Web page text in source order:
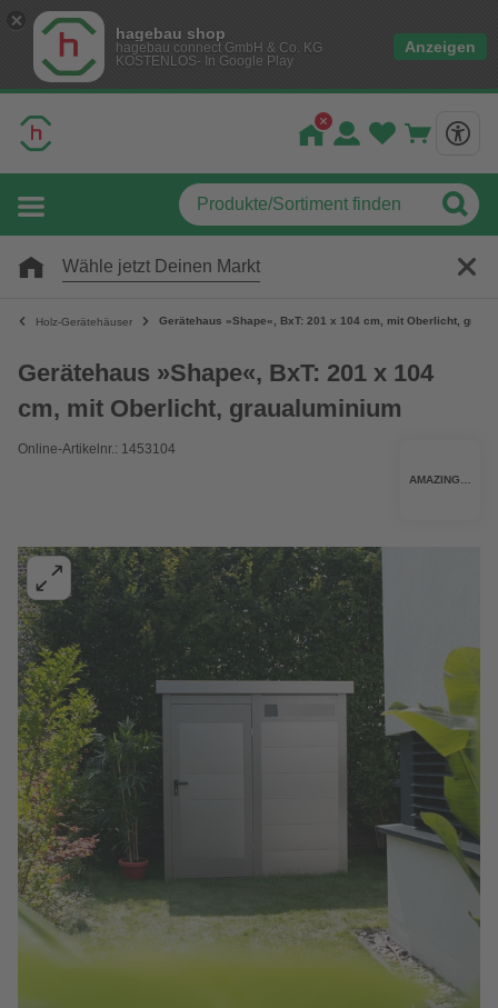
hagebau shop
hagebau connect GmbH & Co. KG
KOSTENLOS- In Google Play
Anzeigen
Wähle jetzt Deinen Markt
Holz-Gerätehäuser Gerätehaus »Shape«, BxT: 201 x 104 cm, mit Oberlicht,
Gerätehaus »Shape«, BxT: 201 x 104
cm, mit Oberlicht, graualuminium
Online-Artikelnr.: 1453104